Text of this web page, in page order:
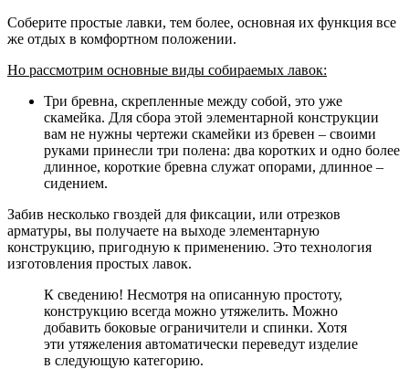
Соберите простые лавки, тем более, основная их функция все
же отдых в комфортном положении.
Но рассмотрим основные виды собираемых лавок:
Три бревна, скрепленные между собой, это уже
скамейка. Для сбора этой элементарной конструкции
вам не нужны чертежи скамейки из бревен – своими
руками принесли три полена: два коротких и одно более
длинное, короткие бревна служат опорами, длинное –
сидением.
Забив несколько гвоздей для фиксации, или отрезков
арматуры, вы получаете на выходе элементарную
конструкцию, пригодную к применению. Это технология
изготовления простых лавок.
К сведению! Несмотря на описанную простоту,
конструкцию всегда можно утяжелить. Можно
добавить боковые ограничители и спинки. Хотя
эти утяжеления автоматически переведут изделие
в следующую категорию.